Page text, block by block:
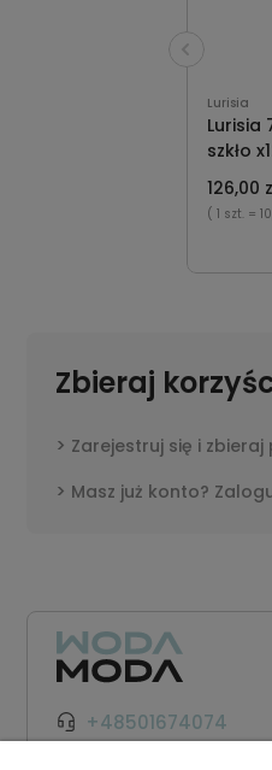
Lurisia
Lurisia
szkło
126,00
( 1 szt. =
Zbieraj
Zarejestruj się i zbieraj
Masz już konto?
+48501674074